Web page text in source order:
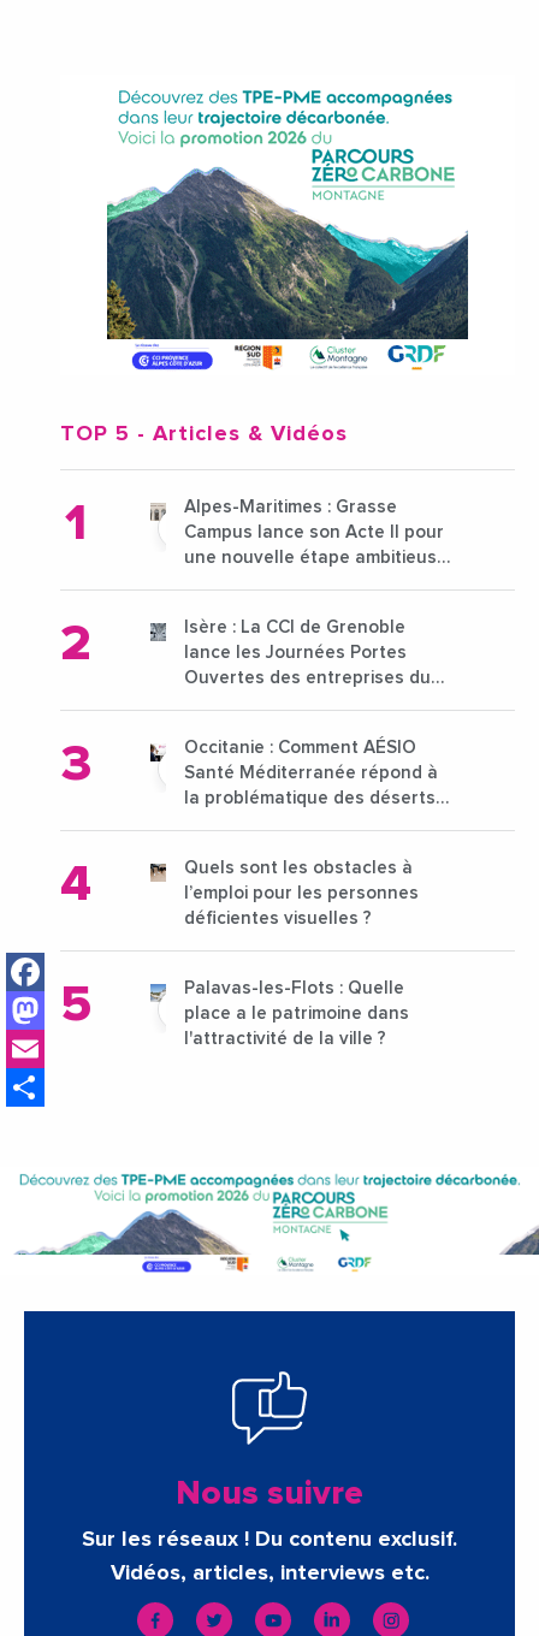
Facebook
Mastodon
TOP 5 - Articles & Vidéos
Alpes-Maritimes : Grasse
Campus lance son Acte II pour
une nouvelle étape ambitieuse
Isère : La CCI de Grenoble
lance les Journées Portes
Ouvertes des entreprises du
Occitanie : Comment AÉSIO
Santé Méditerranée répond à
la problématique des déserts
Quels sont les obstacles à
l’emploi pour les personnes
déficientes visuelles ?
Palavas-les-Flots : Quelle
place a le patrimoine dans
l'attractivité de la ville ?
Nous suivre
Sur les réseaux ! Du contenu exclusif.
Vidéos, articles, interviews etc.